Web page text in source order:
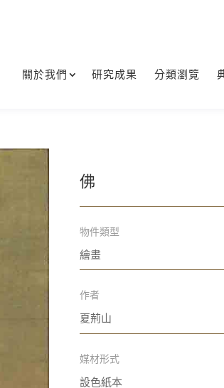
關於我們 研究成果 分類瀏覽
佛
物件類型
繪畫
作者
夏荊山
媒材形式
設色紙本